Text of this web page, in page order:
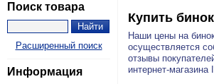
Поиск товара
Расширенный поиск
Информация
Купить
Наши цены на
осуществляется
отзывы
интернет-магазина